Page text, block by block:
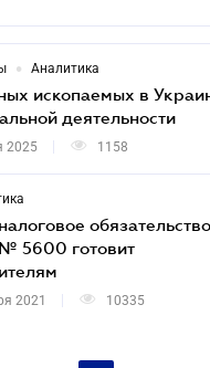
• Аналитика
ископаемых в
деятельности
2025 1158
5600 готовит
2021 10335